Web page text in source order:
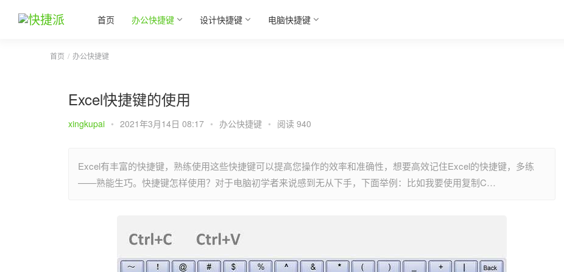
首页 办公快捷键 设计快捷键 电脑快捷键
首页 办公快捷键
Excel快捷键的使用
xingkupai • 2021年3月14日 08:17 • 办公快捷键 • 阅读 940
Excel有丰富的快捷键，熟练使用这些快捷键可以提高您操作的效率和准确性，想要高效记住Excel的快捷键，多练
——熟能生巧。快捷键怎样使用？对于电脑初学者来说感到无从下手，下面举例：比如我要使用复制C…